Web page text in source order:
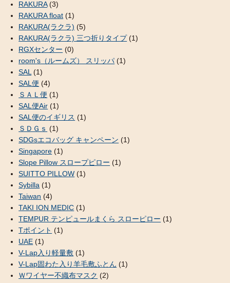
RAKURA(3)
RAKURA float (1)
RAKURA(ラクラ) (5)
RAKURA(ラクラ) 三つ折りタイプ(1)
RGXセンター (0)
room's（ルームズ） スリッパ (1)
SAL (1)
SAL便 (4)
ＳＡＬ便 (1)
SAL便Air (1)
SAL便のイギリス (1)
ＳＤＧｓ (1)
SDGsエコバッグ キャンペーン (1)
Singapore (1)
Slope Pillow スロープピロー (1)
SUITTO PILLOW (1)
Sybilla (1)
Taiwan (4)
TAKI ION MEDIC (1)
TEMPUR テンピュールまくら スローピロー (1)
Tポイント (1)
UAE (1)
V-Lap入り軽量敷 (1)
V-Lap固わた入り羊毛敷ふとん (1)
Ｗワイヤー不織布マスク (2)